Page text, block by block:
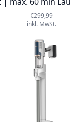
Sie den Shark
Pro HP072EU